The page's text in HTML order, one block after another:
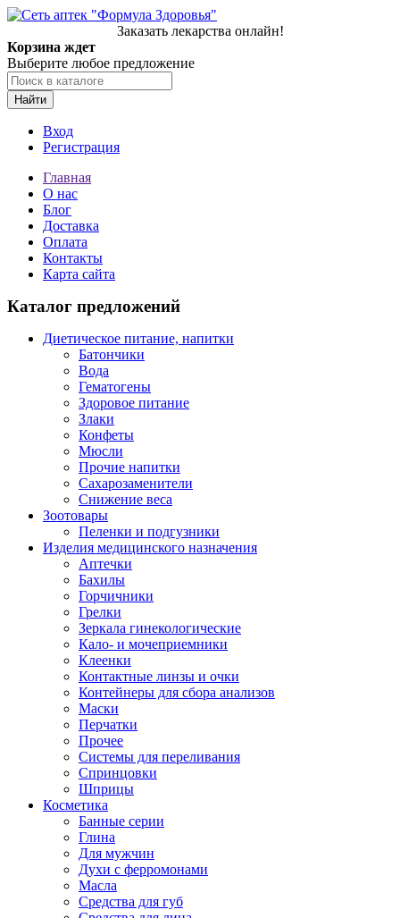
Заказать лекарства онлайн!
Корзина ждет
Выберите любое предложение
Найти
Вход
Регистрация
Главная
О нас
Блог
Доставка
Оплата
Контакты
Карта сайта
Каталог предложений
Диетическое питание, напитки
Батончики
Вода
Гематогены
Здоровое питание
Злаки
Конфеты
Мюсли
Прочие напитки
Сахарозаменители
Снижение веса
Зоотовары
Пеленки и подгузники
Изделия медицинского назначения
Аптечки
Бахилы
Горчичники
Грелки
Зеркала гинекологические
Кало- и мочеприемники
Клеенки
Контактные линзы и очки
Контейнеры для сбора анализов
Маски
Перчатки
Прочее
Системы для переливания
Спринцовки
Шприцы
Косметика
Банные серии
Глина
Для мужчин
Духи с ферромонами
Масла
Средства для губ